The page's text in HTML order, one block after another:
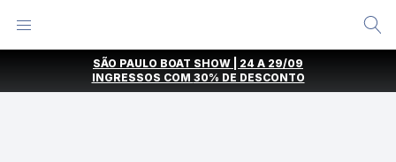
SÃO PAULO BOAT SHOW | 24 A 29/09
INGRESSOS COM 30% DE DESCONTO